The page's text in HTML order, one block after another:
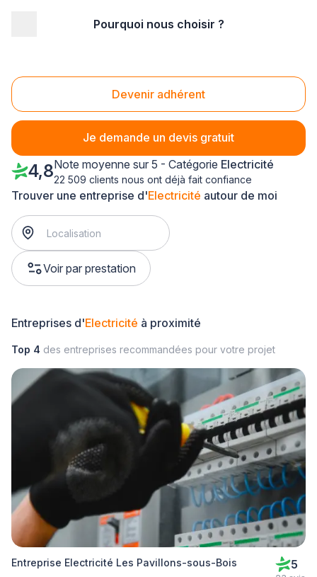
Pourquoi nous choisir ?
Devenir adhérent
Je demande un devis gratuit
Electricité Poissy (78300)
Trouver une entreprise d'Electricité autour de moi
Voir par prestation
4,8Note moyenne sur 5 - Catégorie Electricité
22 509 clients nous ont déjà fait confiance
Entreprises d'Electricité à proximité
Top 4 des entreprises recommandées pour votre projet
Entreprise Electricité Les Pavillons-sous-Bois 5